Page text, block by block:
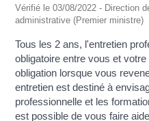
Vérifié le 03/08/2022 - Direction
administrative (Premier ministre)
Tous les 2 ans, l'entretien
obligatoire entre vous et
obligation lorsque vous
entretien est destiné à
professionnelle et les
est possible de vous faire